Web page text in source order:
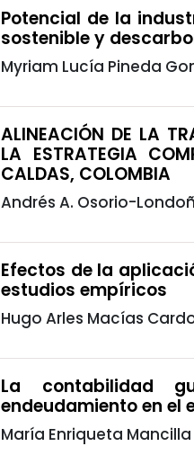
Potencial de la
sostenible y
Myriam Lucía Pineda
ALINEACIÓN DE LA
LA ESTRATEGIA
CALDAS, COLOMBIA
Andrés A. Osorio-
Efectos de la
estudios empíricos
Hugo Arles Macías
La contabilidad
endeudamiento en el
María Enriqueta